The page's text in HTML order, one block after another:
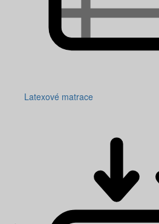
Latexové matrace